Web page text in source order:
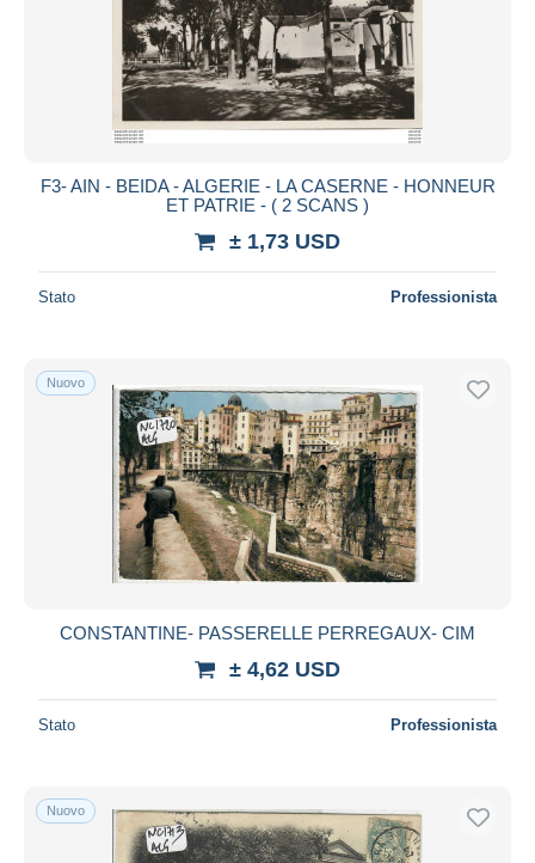
F3- AIN - BEIDA - ALGERIE - LA CASERNE - HONNEUR
ET PATRIE - ( 2 SCANS )
± 1,73 USD
Stato Professionista
Nuovo
CONSTANTINE- PASSERELLE PERREGAUX- CIM
± 4,62 USD
Stato Professionista
Nuovo